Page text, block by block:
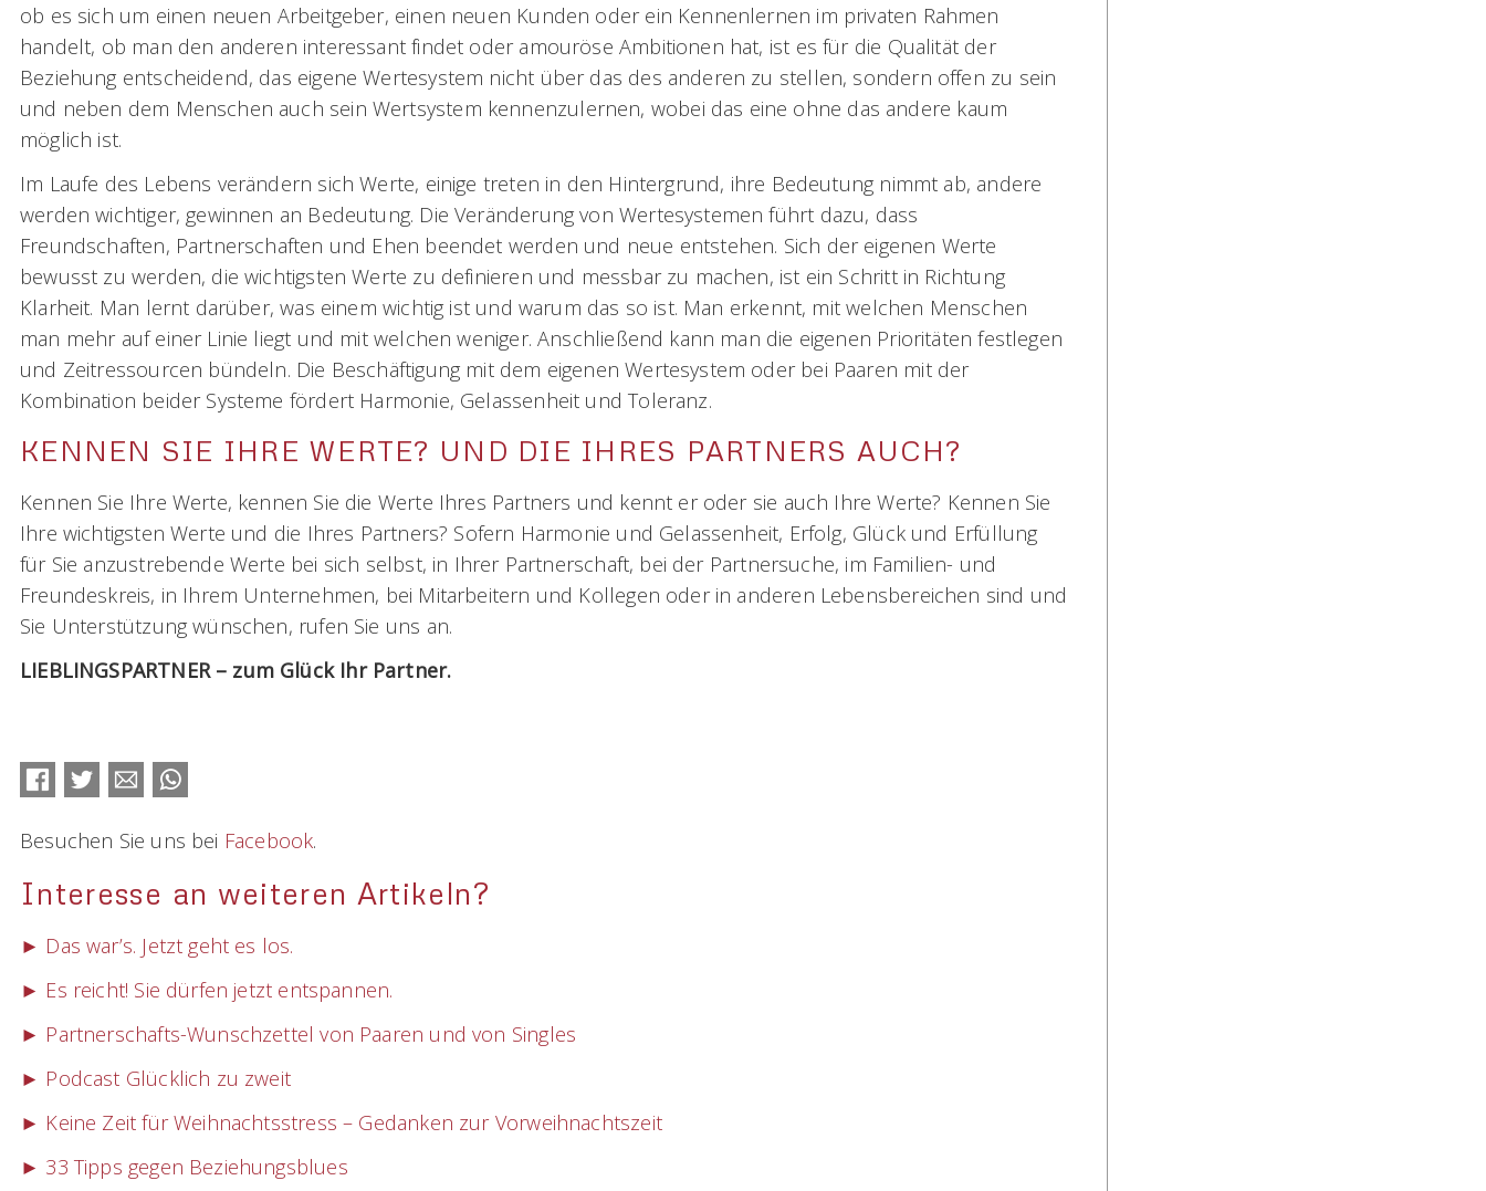
ob es sich um einen neuen Arbeitgeber, einen neuen Kunden oder ein Kennenlernen im privaten Rahmen
handelt, ob man den anderen interessant findet oder amouröse Ambitionen hat, ist es für die Qualität der
Beziehung entscheidend, das eigene Wertesystem nicht über das des anderen zu stellen, sondern offen zu sein
und neben dem Menschen auch sein Wertsystem kennenzulernen, wobei das eine ohne das andere kaum
möglich ist.
Im Laufe des Lebens verändern sich Werte, einige treten in den Hintergrund, ihre Bedeutung nimmt ab, andere
werden wichtiger, gewinnen an Bedeutung. Die Veränderung von Wertesystemen führt dazu, dass
Freundschaften, Partnerschaften und Ehen beendet werden und neue entstehen. Sich der eigenen Werte
bewusst zu werden, die wichtigsten Werte zu definieren und messbar zu machen, ist ein Schritt in Richtung
Klarheit. Man lernt darüber, was einem wichtig ist und warum das so ist. Man erkennt, mit welchen Menschen
man mehr auf einer Linie liegt und mit welchen weniger. Anschließend kann man die eigenen Prioritäten festlegen
und Zeitressourcen bündeln. Die Beschäftigung mit dem eigenen Wertesystem oder bei Paaren mit der
Kombination beider Systeme fördert Harmonie, Gelassenheit und Toleranz.
KENNEN SIE IHRE WERTE? UND DIE IHRES PARTNERS AUCH?
Kennen Sie Ihre Werte, kennen Sie die Werte Ihres Partners und kennt er oder sie auch Ihre Werte? Kennen Sie
Ihre wichtigsten Werte und die Ihres Partners? Sofern Harmonie und Gelassenheit, Erfolg, Glück und Erfüllung
für Sie anzustrebende Werte bei sich selbst, in Ihrer Partnerschaft, bei der Partnersuche, im Familien- und
Freundeskreis, in Ihrem Unternehmen, bei Mitarbeitern und Kollegen oder in anderen Lebensbereichen sind und
Sie Unterstützung wünschen, rufen Sie uns an.
LIEBLINGSPARTNER – zum Glück Ihr Partner.
FacebookTwitterE-mail
Besuchen Sie uns bei Facebook.
Interesse an weiteren Artikeln?
► Das war’s. Jetzt geht es los.
► Es reicht! Sie dürfen jetzt entspannen.
► Partnerschafts-Wunschzettel von Paaren und von Singles
► Podcast Glücklich zu zweit
► Keine Zeit für Weihnachtsstress – Gedanken zur Vorweihnachtszeit
► 33 Tipps gegen Beziehungsblues